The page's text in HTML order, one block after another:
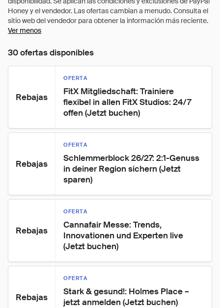
Ver menos
30 ofertas disponibles
Rebajas
OFERTA
FitX Mitgliedschaft: Trainiere
flexibel in allen FitX Studios: 24/7
offen (Jetzt buchen)
Rebajas
OFERTA
Schlemmerblock 26/27: 2:1-Genuss
in deiner Region sichern (Jetzt
sparen)
Rebajas
OFERTA
Cannafair Messe: Trends,
Innovationen und Experten live
(Jetzt buchen)
Rebajas
OFERTA
Stark & gesund!: Holmes Place –
jetzt anmelden (Jetzt buchen)